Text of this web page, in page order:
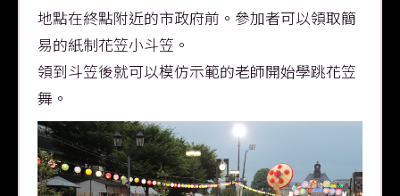
地點在終點附近的市政府前。參加者可以領取簡
易的紙制花笠小斗笠。
領到斗笠後就可以模仿示範的老師開始學跳花笠
舞。